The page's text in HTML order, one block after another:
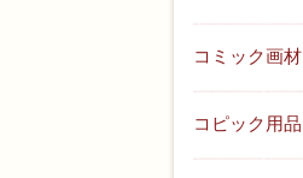
コミック画材
コピック用品